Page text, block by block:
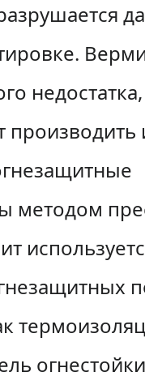
производить
методом